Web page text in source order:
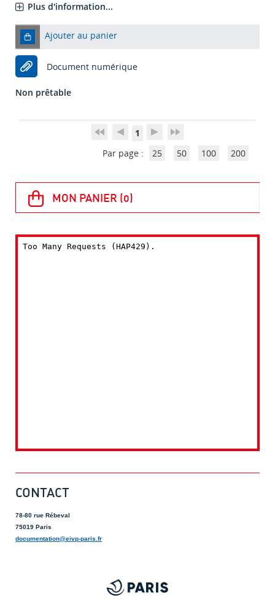
Plus d'information...
Ajouter au panier
Document numérique
Non prêtable
1
Par page :
25 50 100 200
CONTACT
78-80 rue Rébeval
75019 Paris
documentation@eivp-paris.fr